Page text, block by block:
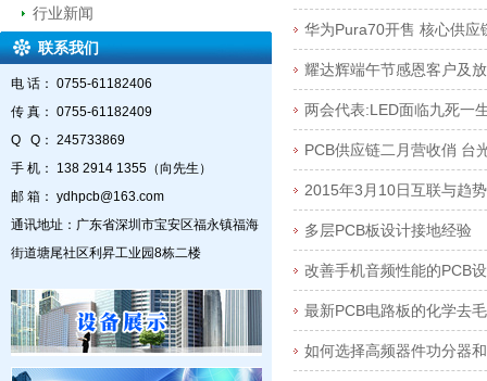
行业新闻
联系我们
电 话： 0755-61182406
传 真： 0755-61182409
Q Q： 245733869
手 机： 138 2914 1355（向先生）
邮 箱： ydhpcb@163.com
通讯地址：广东省深圳市宝安区福永镇福海
街道塘尾社区利昇工业园8栋二楼
华为Pura70开售 核心供应
耀达辉端午节感恩客户及
两会代表:LED面临九死一
PCB供应链二月营收俏 台
2015年3月10日互联与趋势
多层PCB板设计接地经验
改善手机音频性能的PCB
最新PCB电路板的化学去
如何选择高频器件功分器